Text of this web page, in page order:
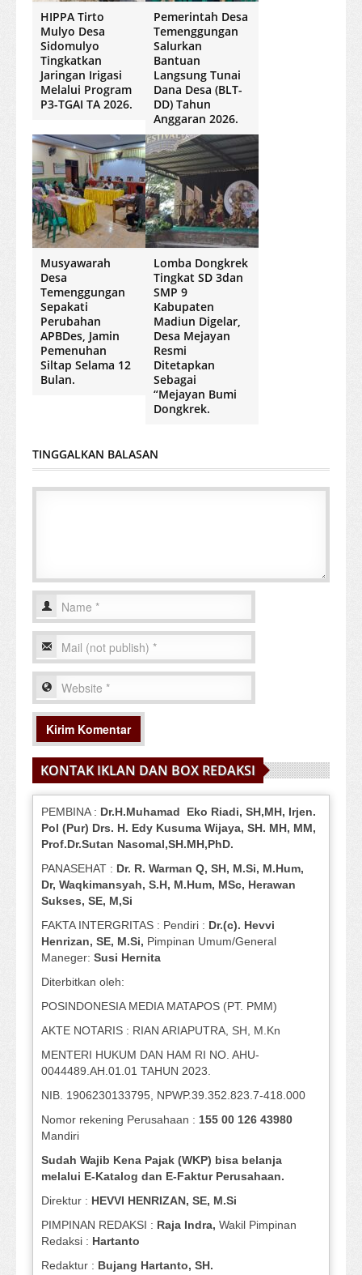
HIPPA Tirto
Mulyo Desa
Sidomulyo
Tingkatkan
Jaringan Irigasi
Melalui Program
P3-TGAI TA 2026.
Pemerintah Desa
Temenggungan
Salurkan
Bantuan
Langsung Tunai
Dana Desa (BLT-
DD) Tahun
Anggaran 2026.
Musyawarah
Desa
Temenggungan
Sepakati
Perubahan
APBDes, Jamin
Pemenuhan
Siltap Selama 12
Bulan.
Lomba Dongkrek
Tingkat SD 3dan
SMP 9
Kabupaten
Madiun Digelar,
Desa Mejayan
Resmi
Ditetapkan
Sebagai
“Mejayan Bumi
Dongkrek.
TINGGALKAN BALASAN
KONTAK IKLAN DAN BOX REDAKSI
PEMBINA : Dr.H.Muhamad Eko Riadi, SH,MH, Irjen.
Pol (Pur) Drs. H. Edy Kusuma Wijaya, SH. MH, MM,
Prof.Dr.Sutan Nasomal,SH.MH,PhD.
PANASEHAT : Dr. R. Warman Q, SH, M.Si, M.Hum,
Dr, Waqkimansyah, S.H, M.Hum, MSc, Herawan
Sukses, SE, M,Si
FAKTA INTERGRITAS : Pendiri : Dr.(c). Hevvi
Henrizan, SE, M.Si, Pimpinan Umum/General
Maneger: Susi Hernita
Diterbitkan oleh:
POSINDONESIA MEDIA MATAPOS (PT. PMM)
AKTE NOTARIS : RIAN ARIAPUTRA, SH, M.Kn
MENTERI HUKUM DAN HAM RI NO. AHU-
0044489.AH.01.01 TAHUN 2023.
NIB. 1906230133795, NPWP.39.352.823.7-418.000
Nomor rekening Perusahaan : 155 00 126 43980
Mandiri
Sudah Wajib Kena Pajak (WKP) bisa belanja
melalui E-Katalog dan E-Faktur Perusahaan.
Direktur : HEVVI HENRIZAN, SE, M.Si
PIMPINAN REDAKSI : Raja Indra, Wakil Pimpinan
Redaksi : Hartanto
Redaktur : Bujang Hartanto, SH.